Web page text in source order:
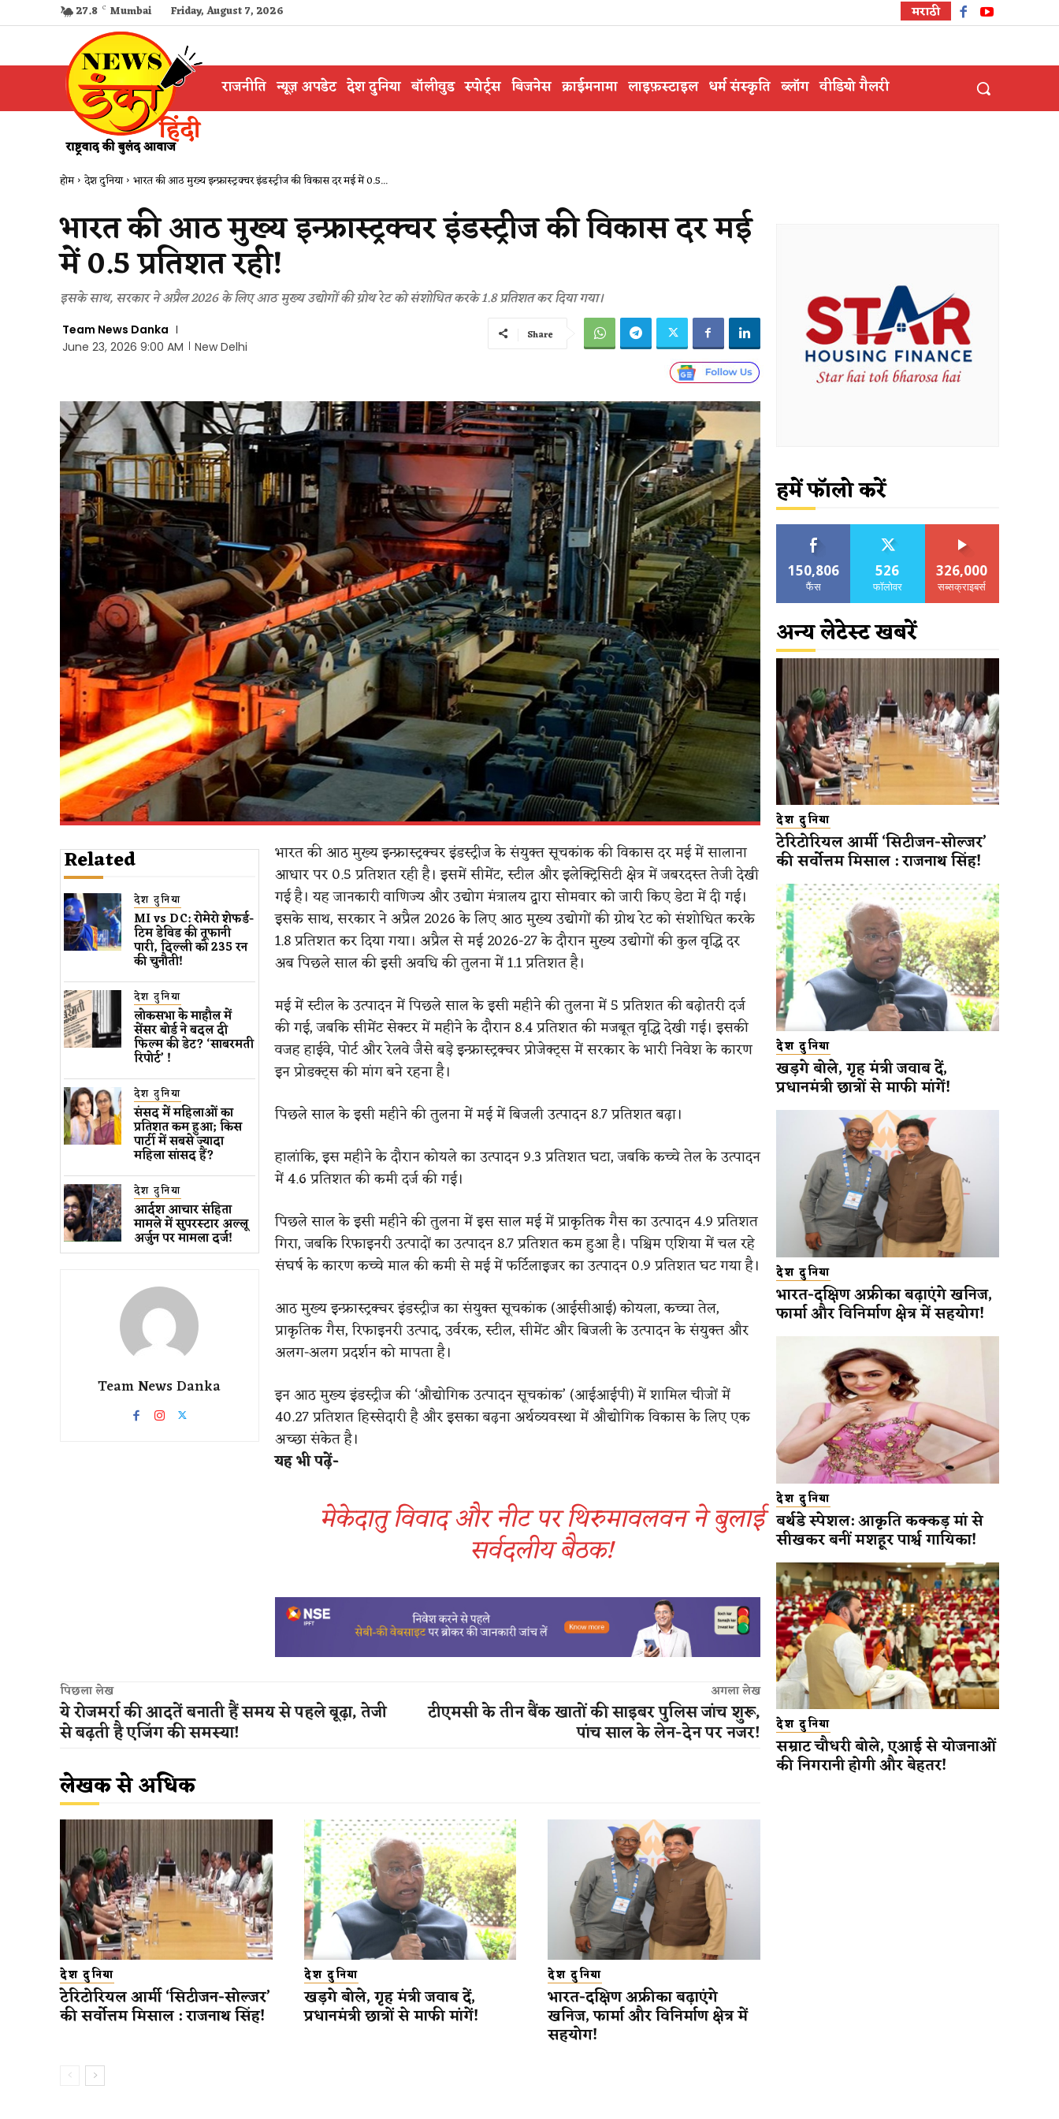
27.8 C Mumbai Friday, August 7, 2026 मराठी
राजनीति न्यूज़ अपडेट देश दुनिया बॉलीवुड स्पोर्ट्स बिजनेस क्राईमनामा लाइफ़स्टाइल धर्म संस्कृति ब्लॉग वीडियो गैलरी
होम देश दुनिया भारत की आठ मुख्य इन्फ्रास्ट्रक्चर इंडस्ट्रीज की विकास दर मई में 0.5...
भारत की आठ मुख्य इन्फ्रास्ट्रक्चर इंडस्ट्रीज की विकास दर मई
में 0.5 प्रतिशत रही!
इसके साथ, सरकार ने अप्रैल 2026 के लिए आठ मुख्य उद्योगों की ग्रोथ रेट को संशोधित करके 1.8 प्रतिशत कर दिया गया।
Team News Danka
June 23, 2026 9:00 AM
New Delhi
Share
Related
देश दुनिया
MI vs DC: रोमेरो शेफर्ड-
टिम डेविड की तूफानी
पारी, दिल्ली को 235 रन
की चुनौती!
देश दुनिया
लोकसभा के माहौल में
सेंसर बोर्ड ने बदल दी
फिल्म की डेट? ‘साबरमती
रिपोर्ट’ !
देश दुनिया
संसद में महिलाओं का
प्रतिशत कम ​हुआ​; किस
पार्टी में सबसे ज्यादा
महिला सांसद हैं?
देश दुनिया
आर्दश आचार संहिता
मामले में सुपरस्टार अल्लू
अर्जुन पर मामला दर्ज!
Team News Danka
भारत की आठ मुख्य इन्फ्रास्ट्रक्चर इंडस्ट्रीज के संयुक्त सूचकांक की विकास दर मई में सालाना
आधार पर 0.5 प्रतिशत रही है। इसमें सीमेंट, स्टील और इलेक्ट्रिसिटी क्षेत्र में जबरदस्त तेजी देखी
गई है। यह जानकारी वाणिज्य और उद्योग मंत्रालय द्वारा सोमवार को जारी किए डेटा में दी गई।
इसके साथ, सरकार ने अप्रैल 2026 के लिए आठ मुख्य उद्योगों की ग्रोथ रेट को संशोधित करके
1.8 प्रतिशत कर दिया गया। अप्रैल से मई 2026-27 के दौरान मुख्य उद्योगों की कुल वृद्धि दर
अब पिछले साल की इसी अवधि की तुलना में 1.1 प्रतिशत है।
मई में स्टील के उत्पादन में पिछले साल के इसी महीने की तुलना में 5 प्रतिशत की बढ़ोतरी दर्ज
की गई, जबकि सीमेंट सेक्टर में महीने के दौरान 8.4 प्रतिशत की मजबूत वृद्धि देखी गई। इसकी
वजह हाईवे, पोर्ट और रेलवे जैसे बड़े इन्फ्रास्ट्रक्चर प्रोजेक्ट्स में सरकार के भारी निवेश के कारण
इन प्रोडक्ट्स की मांग बने रहना है।
पिछले साल के इसी महीने की तुलना में मई में बिजली उत्पादन 8.7 प्रतिशत बढ़ा।
हालांकि, इस महीने के दौरान कोयले का उत्पादन 9.3 प्रतिशत घटा, जबकि कच्चे तेल के उत्पादन
में 4.6 प्रतिशत की कमी दर्ज की गई।
पिछले साल के इसी महीने की तुलना में इस साल मई में प्राकृतिक गैस का उत्पादन 4.9 प्रतिशत
गिरा, जबकि रिफाइनरी उत्पादों का उत्पादन 8.7 प्रतिशत कम हुआ है। पश्चिम एशिया में चल रहे
संघर्ष के कारण कच्चे माल की कमी से मई में फर्टिलाइजर का उत्पादन 0.9 प्रतिशत घट गया है।
आठ मुख्य इन्फ्रास्ट्रक्चर इंडस्ट्रीज का संयुक्त सूचकांक (आईसीआई) कोयला, कच्चा तेल,
प्राकृतिक गैस, रिफाइनरी उत्पाद, उर्वरक, स्टील, सीमेंट और बिजली के उत्पादन के संयुक्त और
अलग-अलग प्रदर्शन को मापता है।
इन आठ मुख्य इंडस्ट्रीज की ‘औद्योगिक उत्पादन सूचकांक’ (आईआईपी) में शामिल चीजों में
40.27 प्रतिशत हिस्सेदारी है और इसका बढ़ना अर्थव्यवस्था में औद्योगिक विकास के लिए एक
अच्छा संकेत है।
यह भी पढ़ें-
मेकेदातु विवाद और नीट पर थिरुमावलवन ने बुलाई
सर्वदलीय बैठक!
पिछला लेख
ये रोजमर्रा की आदतें बनाती हैं समय से पहले बूढ़ा, तेजी
से बढ़ती है एजिंग की समस्या!
अगला लेख
टीएमसी के तीन बैंक खातों की साइबर पुलिस जांच शुरू,
पांच साल के लेन-देन पर नजर​!
लेखक से अधिक
देश दुनिया
टेरिटोरियल आर्मी ‘सिटीजन-सोल्जर’
की सर्वोत्तम मिसाल : राजनाथ सिंह!
देश दुनिया
खड़गे बोले, गृह मंत्री जवाब दें,
प्रधानमंत्री छात्रों से माफी मांगें!
देश दुनिया
भारत-दक्षिण अफ्रीका बढ़ाएंगे
खनिज, फार्मा और विनिर्माण क्षेत्र में
सहयोग!
हमें फॉलो करें
150,806
फैंस
526
फॉलोवर
326,000
सब्सक्राइबर्स
अन्य लेटेस्ट खबरें
देश दुनिया
टेरिटोरियल आर्मी ‘सिटीजन-सोल्जर’
की सर्वोत्तम मिसाल : राजनाथ सिंह!
देश दुनिया
खड़गे बोले, गृह मंत्री जवाब दें,
प्रधानमंत्री छात्रों से माफी मांगें!
देश दुनिया
भारत-दक्षिण अफ्रीका बढ़ाएंगे खनिज,
फार्मा और विनिर्माण क्षेत्र में सहयोग!
देश दुनिया
बर्थडे स्पेशल: आकृति कक्कड़ मां से
सीखकर बनीं मशहूर पार्श्व गायिका!
देश दुनिया
सम्राट चौधरी बोले, एआई से योजनाओं
की निगरानी होगी और बेहतर!